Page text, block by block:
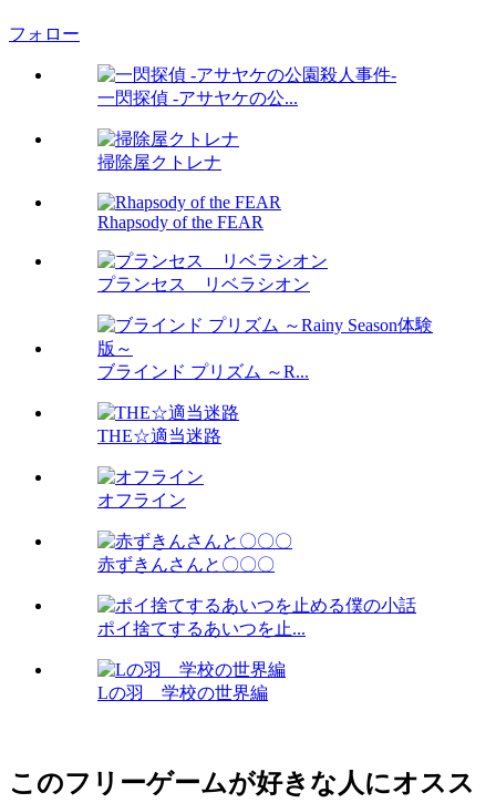
フォロー
一閃探偵 ‐アサヤケの公...
掃除屋クトレナ
Rhapsody of the FEAR
プランセス リベラシオン
ブラインド プリズム ～R...
THE☆適当迷路
オフライン
赤ずきんさんと〇〇〇
ポイ捨てするあいつを止...
Lの羽 学校の世界編
このフリーゲームが好きな人にオスス